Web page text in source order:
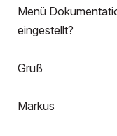
Menü
eingestellt?
Gruß
Markus